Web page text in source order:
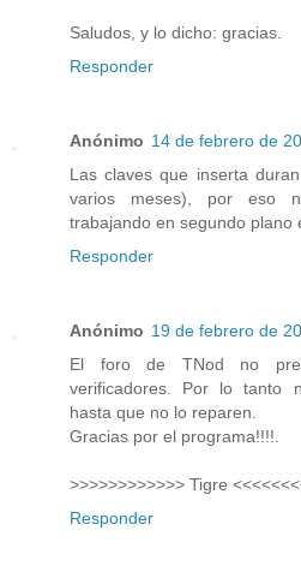
Saludos, y lo dicho: gracias.
Responder
Anónimo 14 de febrero de
Las claves que inserta
varios meses), por eso
trabajando en segundo plano
Responder
Anónimo 19 de febrero de
El foro de TNod no
verificadores. Por lo tanto
hasta que no lo reparen.
Gracias por el programa!!!!.
>>>>>>>>>>>> Tigre
Responder